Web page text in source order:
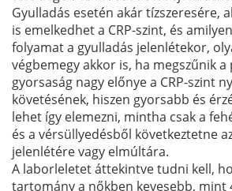
Gyulladás esetén akár tízszeresére,
is emelkedhet a CRP-szint, és
folyamat a gyulladás jelenlétekor,
végbemegy akkor is, ha megszűnik a
gyorsaság nagy előnye a CRP-szint
követésének, hiszen gyorsabb és
lehet így elemezni, mintha csak a
és a vérsüllyedésből következtetne
jelenlétére vagy elmúltára.
A laborleletet áttekintve tudni kell,
tartomány a nőkben kevesebb, mint